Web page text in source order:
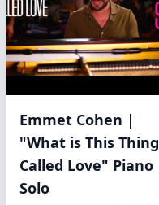
Emmet Cohen |
"What is This Thing
Called Love" Piano
Solo